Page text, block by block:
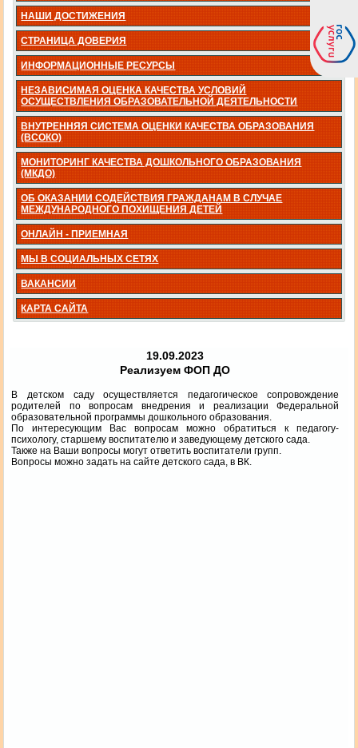
НАШИ ДОСТИЖЕНИЯ
СТРАНИЦА ДОВЕРИЯ
ИНФОРМАЦИОННЫЕ РЕСУРСЫ
НЕЗАВИСИМАЯ ОЦЕНКА КАЧЕСТВА УСЛОВИЙ
ОСУЩЕСТВЛЕНИЯ ОБРАЗОВАТЕЛЬНОЙ ДЕЯТЕЛЬНОСТИ
ВНУТРЕННЯЯ СИСТЕМА ОЦЕНКИ КАЧЕСТВА ОБРАЗОВАНИЯ
(ВСОКО)
МОНИТОРИНГ КАЧЕСТВА ДОШКОЛЬНОГО ОБРАЗОВАНИЯ
(МКДО)
ОБ ОКАЗАНИИ СОДЕЙСТВИЯ ГРАЖДАНАМ В СЛУЧАЕ
МЕЖДУНАРОДНОГО ПОХИЩЕНИЯ ДЕТЕЙ
ОНЛАЙН - ПРИЕМНАЯ
МЫ В СОЦИАЛЬНЫХ СЕТЯХ
ВАКАНСИИ
КАРТА САЙТА
19.09.2023
Реализуем ФОП ДО
В детском саду осуществляется педагогическое сопровождение
родителей по вопросам внедрения и реализации Федеральной
образовательной программы дошкольного образования.
По интересующим Вас вопросам можно обратиться к педагогу-
психологу, старшему воспитателю и заведующему детского сада.
Также на Ваши вопросы могут ответить воспитатели групп.
Вопросы можно задать на сайте детского сада, в ВК.